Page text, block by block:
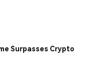
Surpasses Crypto